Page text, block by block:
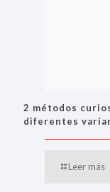
2 métodos
diferentes
Leer más